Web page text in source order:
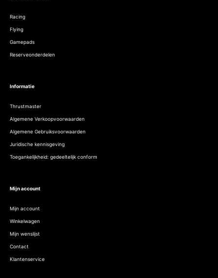
Racing
Flying
Gamepads
Reserveonderdelen
Informatie
Thrustmaster
Algemene Verkoopvoorwaarden
Algemene Gebruiksvoorwaarden
Juridische kennisgeving
Toegankelijkheid: gedeeltelijk conform
Mijn account
Mijn account
Winkelwagen
Mijn wenslijst
Contact
Klantenservice